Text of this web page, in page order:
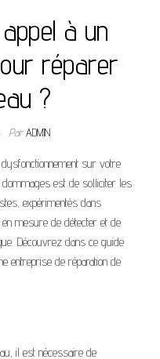
à un
réparer
?
ParADMIN
sur votre
est de solliciter les
expérimentés dans
en mesure de détecter et de
Découvrez dans ce guide
entreprise de réparation de
il est nécessaire de